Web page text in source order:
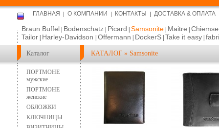
Каталог КАТАЛОГ » Samsonite
ГЛАВНАЯ О КОМПАНИИ КОНТАКТЫ ДОСТАВКА & ОПЛАТА
Braun Buffel Bodenschatz Picard Samsonite Maitre
Tailor Harley-Davidson Offermann DockerS Take it easy
ПОРТМОНЕ
мужские
ПОРТМОНЕ
женские
ОБЛОЖКИ
КЛЮЧНИЦЫ